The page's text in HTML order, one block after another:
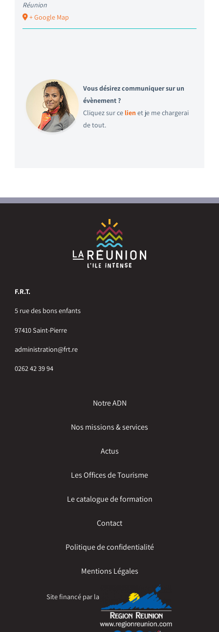
Réunion
+ Google Map
Vous désirez communiquer sur un
évènement ?
Cliquez sur ce lien et je me chargerai
de tout.
F.R.T.
5 rue des bons enfants
97410 Saint-Pierre
administration@frt.re
0262 42 39 94
Notre ADN
Nos missions & services
Actus
Les Offices de Tourisme
Le catalogue de formation
Contact
Politique de confidentialité
Mentions Légales
Site financé par la